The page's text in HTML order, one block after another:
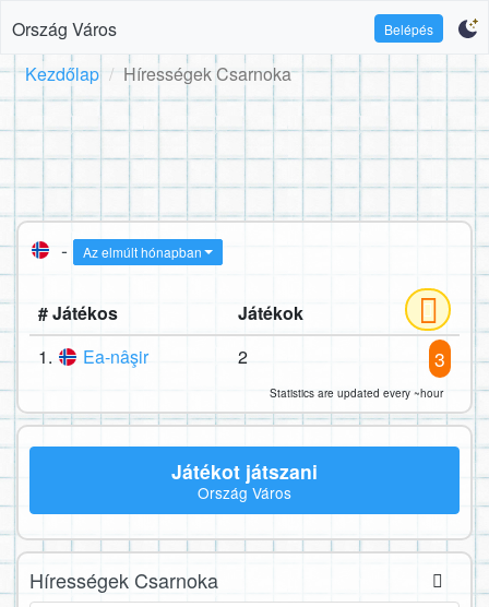
Ország Város Belépés
Kezdőlap Hírességek Csarnoka
- Az elmúlt hónapban
# Játékos
Játékok
1.
Ea-nâşir 2 3
Statistics are updated every ~hour
Játékot játszani
Ország Város
Hírességek Csarnoka